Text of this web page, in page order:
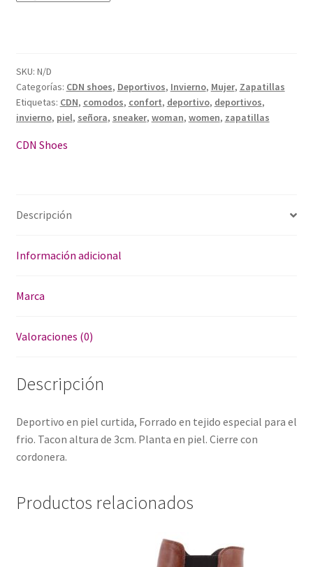
SKU: N/D
Categorías: CDN shoes, Deportivos, Invierno, Mujer, Zapatillas
Etiquetas: CDN, comodos, confort, deportivo, deportivos,
invierno, piel, señora, sneaker, woman, women, zapatillas
CDN Shoes
Descripción
Información adicional
Marca
Valoraciones (0)
Descripción
Deportivo en piel curtida, Forrado en tejido especial para el
frio. Tacon altura de 3cm. Planta en piel. Cierre con
cordonera.
Productos relacionados